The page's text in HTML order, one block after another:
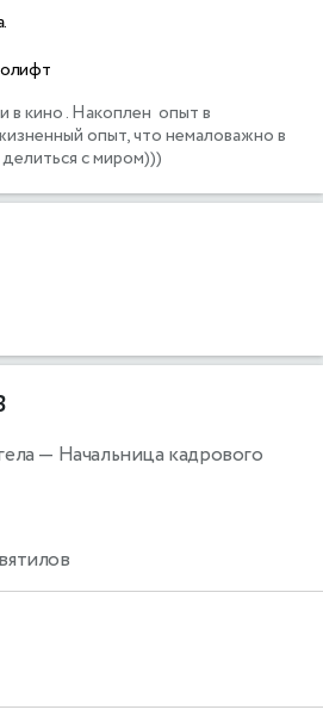
в кино . Накоплен  опыт в
опыт, что немаловажно в
— Начальница кадрового